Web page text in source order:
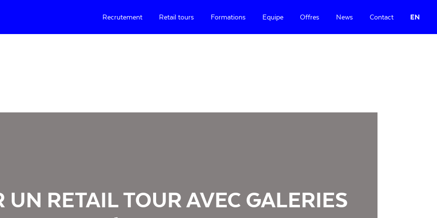
Recrutement Retail tours Formations Equipe Offres News Contact EN
UN RETAIL TOUR AVEC GALERIES